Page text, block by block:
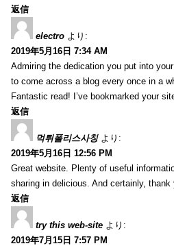
返信
electro より:
2019年5月16日 7:34 AM
Admiring the dedication you put into
to come across a blog every once in a
Fantastic read! I’ve bookmarked your
返信
먹튀폴리스사칭 より:
2019年5月16日 12:56 PM
Great website. Plenty of useful
sharing in delicious. And certainly,
返信
try this web-site より:
2019年7月15日 7:57 PM